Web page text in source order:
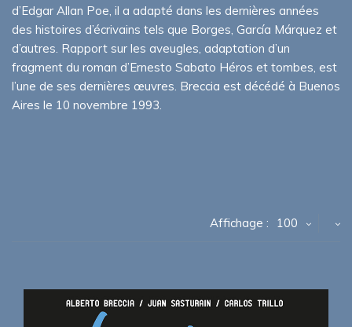
d’Edgar Allan Poe, il a adapté dans les dernières années
des histoires d’écrivains tels que Borges, García Márquez et
d’autres. Rapport sur les aveugles, adaptation d’un
fragment du roman d’Ernesto Sabato Héros et tombes, est
l’une de ses dernières œuvres. Breccia est décédé à Buenos
Aires le 10 novembre 1993.
Affichage : 100